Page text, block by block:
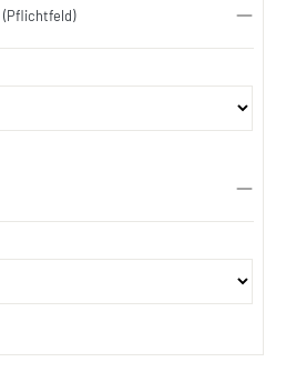
(Pflichtfeld)